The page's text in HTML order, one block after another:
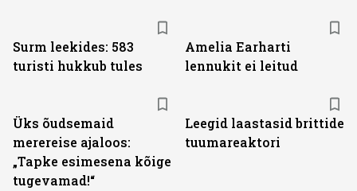
Surm leekides: 583
turisti hukkub tules
Amelia Earharti
lennukit ei leitud
Üks õudsemaid
merereise ajaloos:
„Tapke esimesena kõige
tugevamad!“
Leegid laastasid brittide
tuumareaktori